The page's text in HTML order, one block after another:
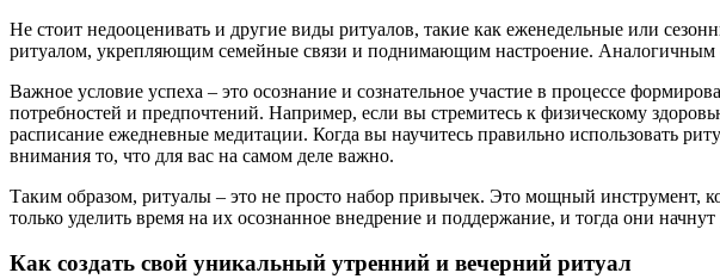
Не стоит недооценивать и другие виды ритуалов, такие как еженедельные или
ритуалом, укрепляющим семейные связи и поднимающим настроение. Аналогичным
Важное условие успеха – это осознание и сознательное участие в процессе
потребностей и предпочтений. Например, если вы стремитесь к физическому
расписание ежедневные медитации. Когда вы научитесь правильно использовать
внимания то, что для вас на самом деле важно.
Таким образом, ритуалы – это не просто набор привычек. Это мощный инструмент,
только уделить время на их осознанное внедрение и поддержание, и тогда они
Как создать свой уникальный утренний и вечерний ритуал